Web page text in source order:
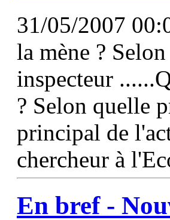
31/05/2007
la mène ?
inspecteur
? Selon quelle
principal de
chercheur à
En bref -